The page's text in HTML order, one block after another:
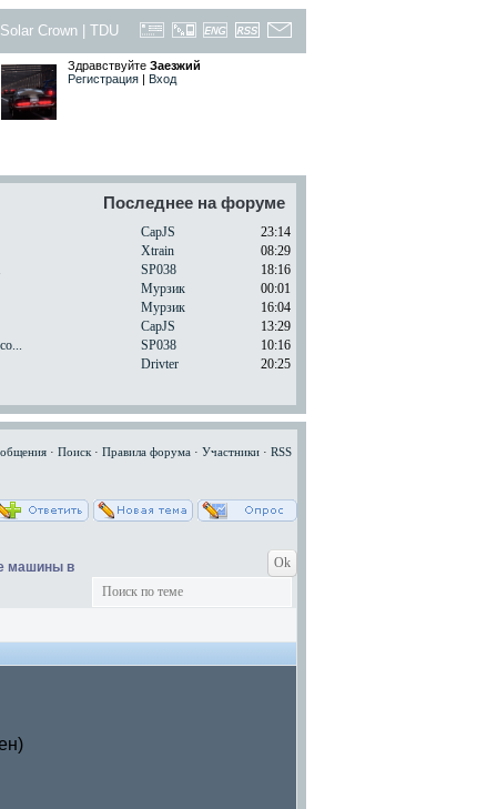
Solar Crown TDU
Здравствуйте Заезжий
Регистрация | Вход
Последнее на форуме
CapJS
23:14
Xtrain
08:29
SP038
18:16
Мурзик
00:01
Мурзик
16:04
CapJS
13:29
SP038
10:16
Drivter 20:25
· Поиск · Правила форума · Участники · RSS
машины в